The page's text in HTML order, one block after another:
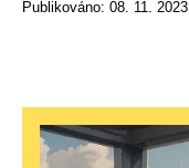
Publikováno: 08. 11. 2023